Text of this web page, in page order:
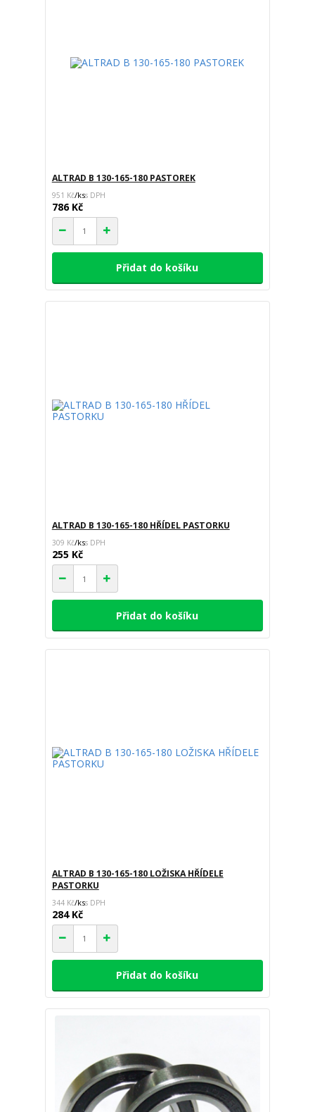
ALTRAD B 130-165-180 PASTOREK
951 Kč/ks
786 Kč
Přidat do košíku
ALTRAD B 130-165-180 HŘÍDEL PASTORKU
309 Kč/ks
255 Kč
Přidat do košíku
ALTRAD B 130-165-180 LOŽISKA HŘÍDELE
PASTORKU
344 Kč/ks
284 Kč
Přidat do košíku